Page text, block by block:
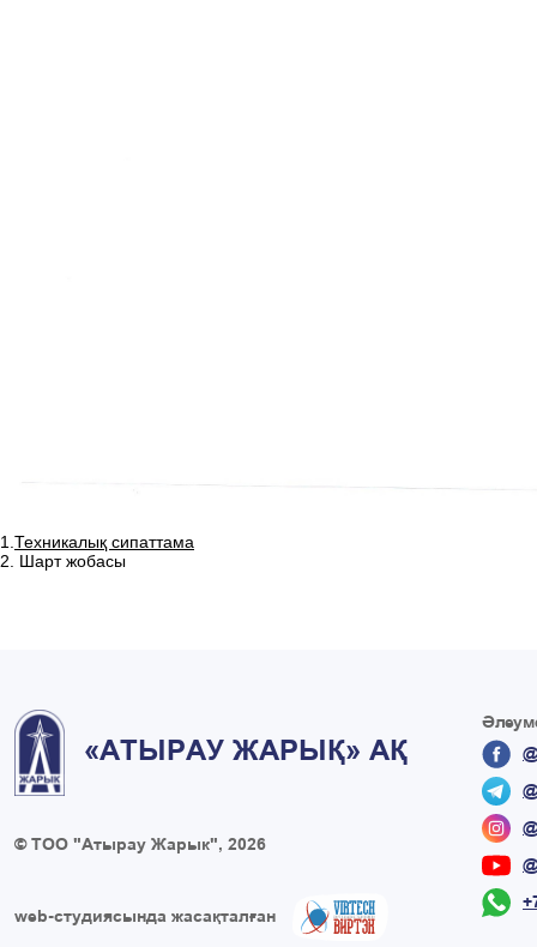
1. Техникалық сипаттама
2. Шарт жобасы
«АТЫРАУ ЖАРЫҚ» АҚ
© ТОО "Атырау Жарык", 2026
web-студиясында жасақталған